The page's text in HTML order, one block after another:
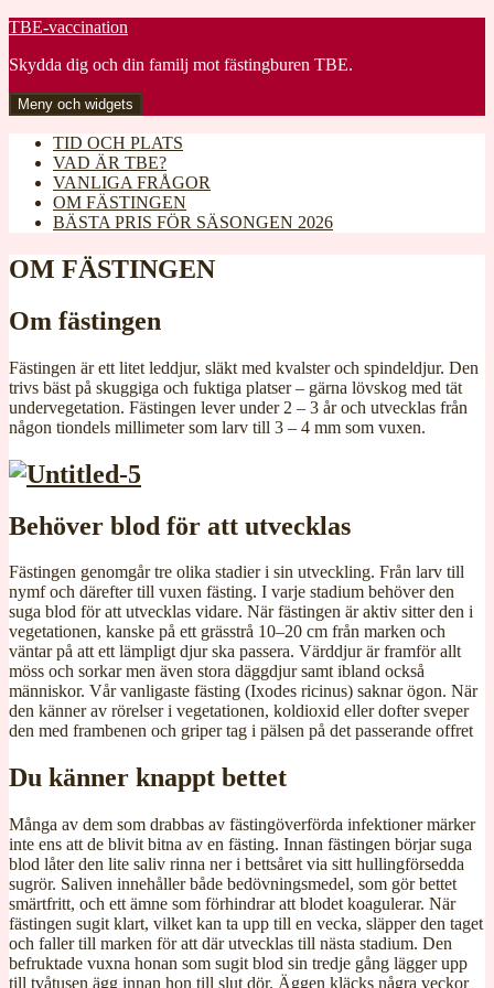
Gå
innehåll
TBE-vaccination
Skydda dig och din familj mot fästingburen TBE.
Meny och widgets
TID OCH PLATS
VAD ÄR TBE?
VANLIGA FRÅGOR
OM FÄSTINGEN
BÄSTA PRIS FÖR SÄSONGEN 2026
OM FÄSTINGEN
Om fästingen
Fästingen är ett litet leddjur, släkt med kvalster och spindeldjur. Den
trivs bäst på skuggiga och fuktiga platser – gärna lövskog med tät
undervegetation. Fästingen lever under 2 – 3 år och utvecklas från
någon tiondels millimeter som larv till 3 – 4 mm som vuxen.
Behöver blod för att utvecklas
Fästingen genomgår tre olika stadier i sin utveckling. Från larv till
nymf och därefter till vuxen fästing. I varje stadium behöver den
suga blod för att utvecklas vidare. När fästingen är aktiv sitter den i
vegetationen, kanske på ett grässtrå 10–20 cm från marken och
väntar på att ett lämpligt djur ska passera. Värddjur är framför allt
möss och sorkar men även stora däggdjur samt ibland också
människor. Vår vanligaste fästing (Ixodes ricinus) saknar ögon. När
den känner av rörelser i vegetationen, koldioxid eller dofter sveper
den med frambenen och griper tag i pälsen på det passerande offret
Du känner knappt bettet
Många av dem som drabbas av fästingöverförda infektioner märker
inte ens att de blivit bitna av en fästing. Innan fästingen börjar suga
blod låter den lite saliv rinna ner i bettsåret via sitt hullingförsedda
sugrör. Saliven innehåller både bedövningsmedel, som gör bettet
smärtfritt, och ett ämne som förhindrar att blodet koagulerar. När
fästingen sugit klart, vilket kan ta upp till en vecka, släpper den taget
och faller till marken för att där utvecklas till nästa stadium. Den
befruktade vuxna honan som sugit blod sin tredje gång lägger upp
till tvåtusen ägg innan hon till slut dör. Äggen kläcks några veckor